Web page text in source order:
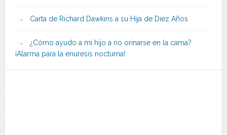
Carta de Richard Dawkins a su Hija de Diez Años
¿Cómo ayudo a mi hijo a no orinarse en la cama?
¡Alarma para la enuresis nocturna!